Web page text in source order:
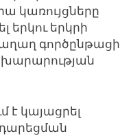
կառույցները
երկու երկրի
գործընթացի
է կայացրել